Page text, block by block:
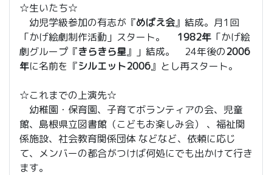
☆生いたち☆
幼児学級参加の有志が『めばえ会』結成。月1回
「かげ絵劇制作活動」スタート。 1982年 「かげ絵
劇グループ『きらきら星』」結成。 24年後の2006
年に名前を『シルエット2006』とし再スタート。
☆これまでの上演先☆
幼稚園・保育園、子育てボランティアの会、児童
館、島根県立図書館（こどもお楽しみ会） 、福祉関
係施設、社会教育関係団体 などなど、依頼に応じ
て、メンバーの都合がつけば何処にでも出かけて行き
ます。